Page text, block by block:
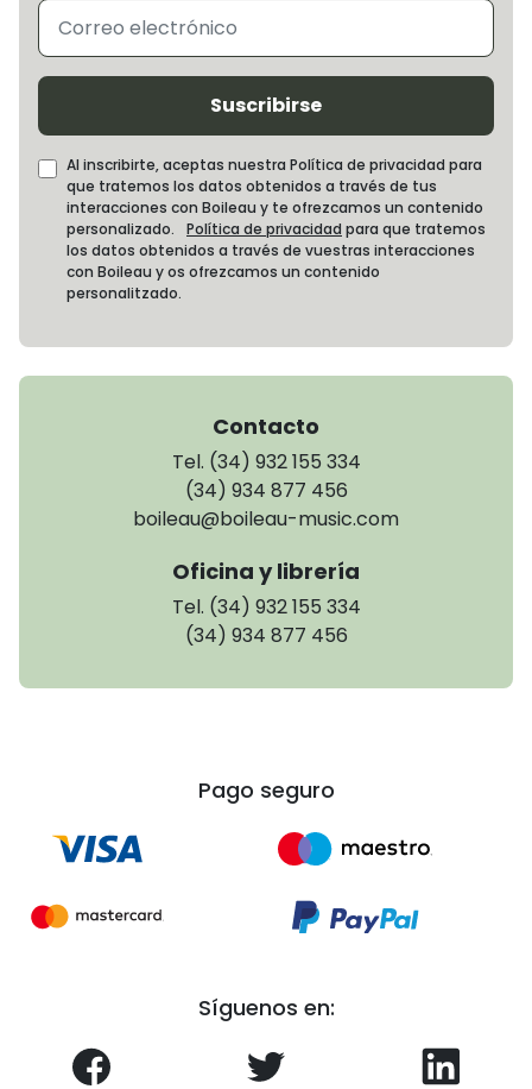
Suscribirse
Al inscribirte, aceptas nuestra Política de privacidad para
que tratemos los datos obtenidos a través de tus
interacciones con Boileau y te ofrezcamos un contenido
personalizado. Política de privacidad para que tratemos
los datos obtenidos a través de vuestras interacciones
con Boileau y os ofrezcamos un contenido
personalitzado.
Contacto
Tel. (34) 932 155 334
(34) 934 877 456
boileau@boileau-music.com
Oficina y librería
Tel. (34) 932 155 334
(34) 934 877 456
Pago seguro
Síguenos en: